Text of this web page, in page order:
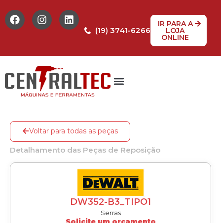
(19) 3741-6266
IR PARA A
LOJA
ONLINE
Voltar para todas as peças
Detalhamento das Peças de Reposição
DW352-B3_TIPO1
Serras